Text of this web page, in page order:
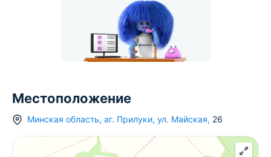
Местоположение
Минская область, аг. Прилуки, ул. Майская, 26